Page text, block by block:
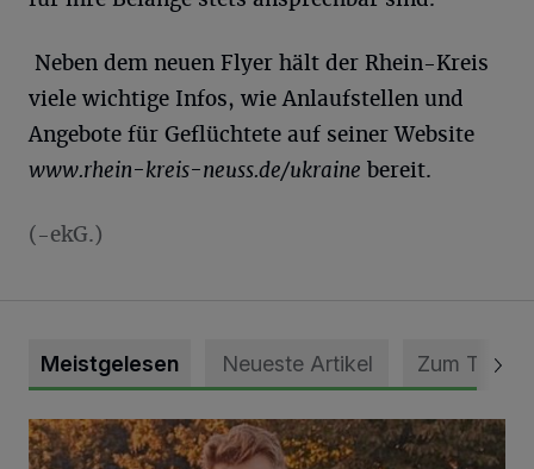
Neben dem neuen Flyer hält der Rhein-Kreis
viele wichtige Infos, wie Anlaufstellen und
Angebote für Geflüchtete auf seiner Website
www.rhein-kreis-neuss.de/ukraine bereit.
(-ekG.)
Meistgelesen Neueste Artikel Zum Thema
Mit Herzblut die Gemeinschaft leben